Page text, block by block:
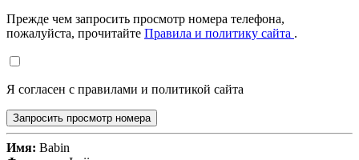
Прежде чем запросить просмотр номера телефона,
пожалуйста, прочитайте Правила и политику сайта .
Я согласен с правилами и политикой сайта
Запросить просмотр номера
Имя: Babin